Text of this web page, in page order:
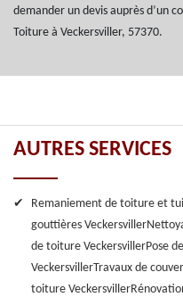
demander un devis auprès d’un
Toiture à Veckersviller, 57370.
AUTRES SERVICES
Remaniement de toiture et
gouttières Veckersviller
de toiture VeckersvillerPose
VeckersvillerTravaux de
toiture Veckersviller